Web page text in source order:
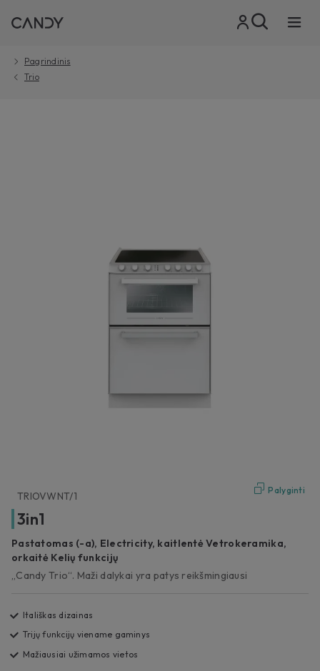
Pagrindinis
Trio
Palyginti
TRIOVWNT/1
3in1
Pastatomas (-a), Electricity, kaitlentė Vetrokeramika,
orkaitė Kelių funkcijų
„Candy Trio“. Maži dalykai yra patys reikšmingiausi
Itališkas dizainas
Trijų funkcijų viename gaminys
Mažiausiai užimamos vietos